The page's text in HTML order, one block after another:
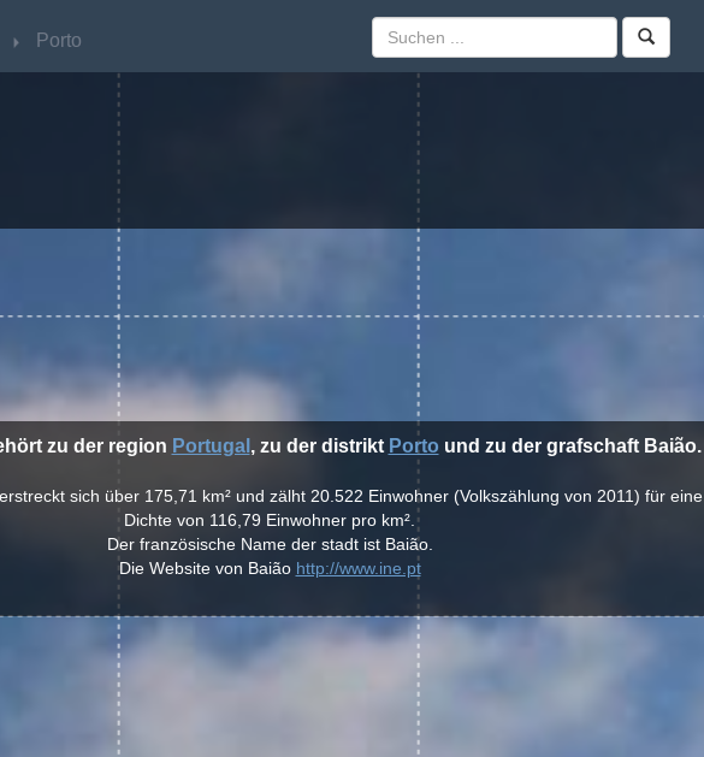
Porto
zu der region Portugal , zu der distrikt Porto und zu der grafschaft Baião.
sich über 175,71 km² und zälht 20.522 Einwohner (Volkszählung von 2011) für eine
Dichte von 116,79 Einwohner pro km².
Der französische Name der stadt ist Baião.
Die Website von Baião http://www.ine.pt
Porto